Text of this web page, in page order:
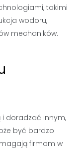
takimi
wodoru,
mechaników.
i doradzać innym,
być bardzo
firmom w